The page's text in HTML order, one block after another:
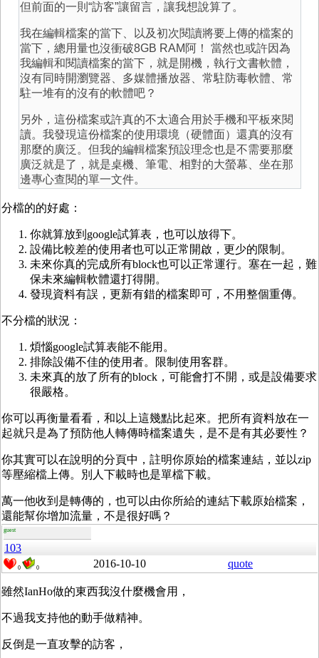
但前面的一則“訪客”讓留言，讓我想說算了。
我在編輯檔案的當下、以及初次閱讀將要上傳的檔案的
當下，總用量也沒衝破8GB RAM阿！ 當然也或許因為
我編輯和閱讀檔案的當下，就是開機，執行文書軟體，
沒有同時開瀏覽器、多媒體播放器、常駐防毒軟體、常
駐一堆有的沒有的軟體吧？
另外，這份檔案或許真的不太適合用於手機和平板來閱
讀。我發現這份檔案的使用環境（硬體面）還真的沒有
那麼的廣泛。但我的編輯檔案預設理念也是不需要那麼
廣泛就是了，就是桌機、筆電、相對的大螢幕、坐在那
邊專心查閱的單一文件。
分檔的的好處：
你就算放到google試算表，也可以放得下。
設備比較差的使用者也可以正常開啟，更少的限制。
未來你真的完成所有block也可以正常運行。塞在一起，難
保未來編輯軟體還打得開。
發現資料有誤，更新有錯的檔案即可，不用整個重傳。
不分檔的狀況：
煩惱google試算表能不能用。
排除設備不佳的使用者。限制使用客群。
未來真的放了所有的block，可能會打不開，或是設備要求
很嚴格。
你可以再衡量看看，和以上這幾點比起來。把所有資料放在一
起就只是為了預防他人轉傳時檔案遺失，是不是有其必要性？
你其實可以在說明的分頁中，註明你原始的檔案連結，並以zip
等壓縮檔上傳。別人下載時也是單檔下載。
萬一他收到是轉傳的，也可以由你所給的連結下載原始檔案，
還能幫你增加流量，不是很好嗎？
guest
103
0 0 2016-10-10 quote
雖然IanHo做的東西我沒什麼機會用，
不過我支持他的動手做精神。
反倒是一直攻擊的訪客，